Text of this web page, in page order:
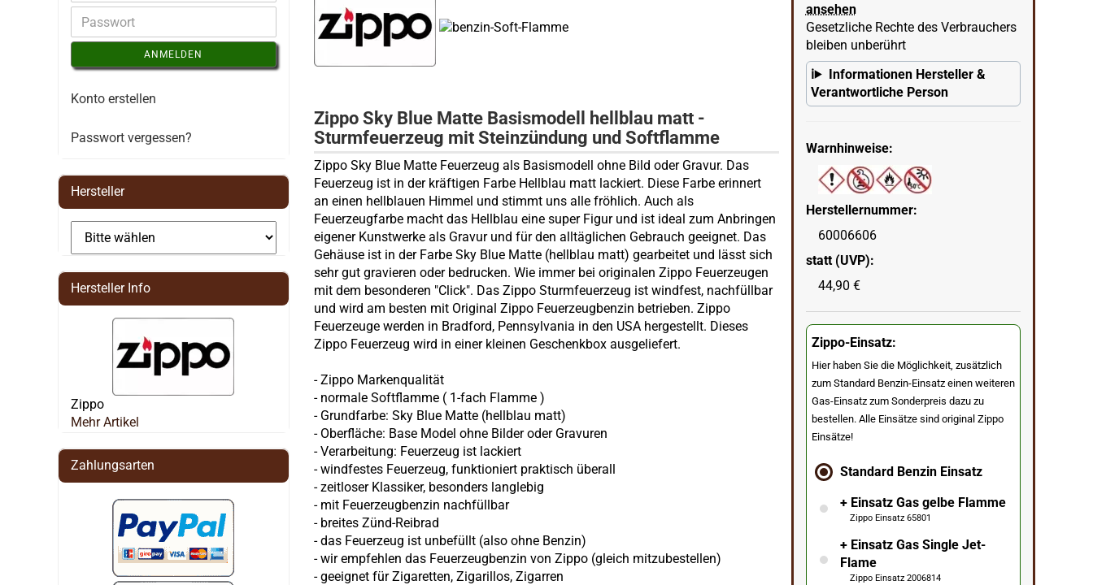
ansehen
Gesetzliche Rechte des Verbrauchers
bleiben unberührt
Informationen Hersteller &
Verantwortliche Person
Warnhinweise:
Herstellernummer:
60006606
statt (UVP):
44,90 €
Zippo-Einsatz:
Hier haben Sie die Möglichkeit, zusätzlich
zum Standard Benzin-Einsatz einen weiteren
Gas-Einsatz zum Sonderpreis dazu zu
bestellen. Alle Einsätze sind original Zippo
Einsätze!
Standard Benzin Einsatz
+ Einsatz Gas gelbe Flamme
Zippo Einsatz 65801
+ Einsatz Gas Single Jet-
Flame
Zippo Einsatz 2006814
Zippo Sky Blue Matte Basismodell hellblau matt -
Sturmfeuerzeug mit Steinzündung und Softflamme
Zippo Sky Blue Matte Feuerzeug als Basismodell ohne Bild oder Gravur. Das
Feuerzeug ist in der kräftigen Farbe Hellblau matt lackiert. Diese Farbe erinnert
an einen hellblauen Himmel und stimmt uns alle fröhlich. Auch als
Feuerzeugfarbe macht das Hellblau eine super Figur und ist ideal zum Anbringen
eigener Kunstwerke als Gravur und für den alltäglichen Gebrauch geeignet. Das
Gehäuse ist in der Farbe Sky Blue Matte (hellblau matt) gearbeitet und lässt sich
sehr gut gravieren oder bedrucken. Wie immer bei originalen Zippo Feuerzeugen
mit dem besonderen "Click". Das Zippo Sturmfeuerzeug ist windfest, nachfüllbar
und wird am besten mit Original Zippo Feuerzeugbenzin betrieben. Zippo
Feuerzeuge werden in Bradford, Pennsylvania in den USA hergestellt. Dieses
Zippo Feuerzeug wird in einer kleinen Geschenkbox ausgeliefert.
-Zippo Markenqualität
- normale Softflamme ( 1-fach Flamme)
- Grundfarbe: Sky Blue Matte (hellblau matt)
- Oberfläche: Base Model ohne Bilder oder Gravuren
- Verarbeitung: Feuerzeug ist lackiert
- windfestes Feuerzeug, funktioniert praktisch überall
-zeitloser Klassiker, besonders langlebig
- mit Feuerzeugbenzin nachfüllbar
- breites Zünd-Reibrad
- das Feuerzeug ist unbefüllt (also ohne Benzin)
- wir empfehlen das Feuerzeugbenzin von Zippo (gleich mitzubestellen)
- geeignet für Zigaretten, Zigarillos, Zigarren
ANMELDEN
Konto erstellen
Passwort vergessen?
Hersteller
Hersteller Info
Zippo
Mehr Artikel
Zahlungsarten